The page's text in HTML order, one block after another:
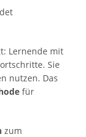
Lernende mit
Sie
nutzen. Das
für
zum